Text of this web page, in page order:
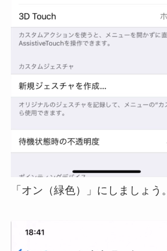
「オン（緑色）」にしましょう。